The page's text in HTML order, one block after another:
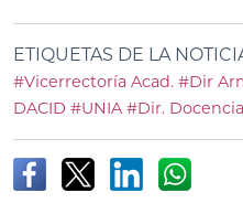
ETIQUETAS DE LA
#Vicerrectoría Acad. #Dir
DACID #UNIA #Dir. Docencia